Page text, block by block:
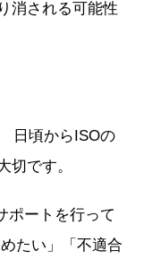
消される可能性
日頃からISOの
切です。
ポートを行って
たい」「不適合